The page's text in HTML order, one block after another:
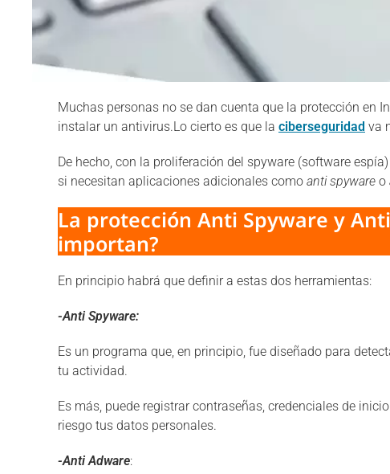
Muchas personas no se dan cuenta que la protección en
instalar un antivirus.Lo cierto es que la ciberseguridad va
De hecho, con la proliferación del spyware (software
si necesitan aplicaciones adicionales como anti spyware o
La protección Anti Spyware y
importan?
En principio habrá que definir a estas dos herramientas:
-Anti Spyware:
Es un programa que, en principio, fue diseñado para
tu actividad.
Es más, puede registrar contraseñas, credenciales de
riesgo tus datos personales.
-Anti Adware: